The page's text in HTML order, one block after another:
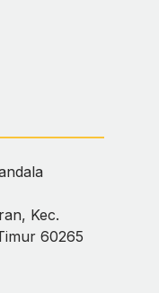
Kec.
60265